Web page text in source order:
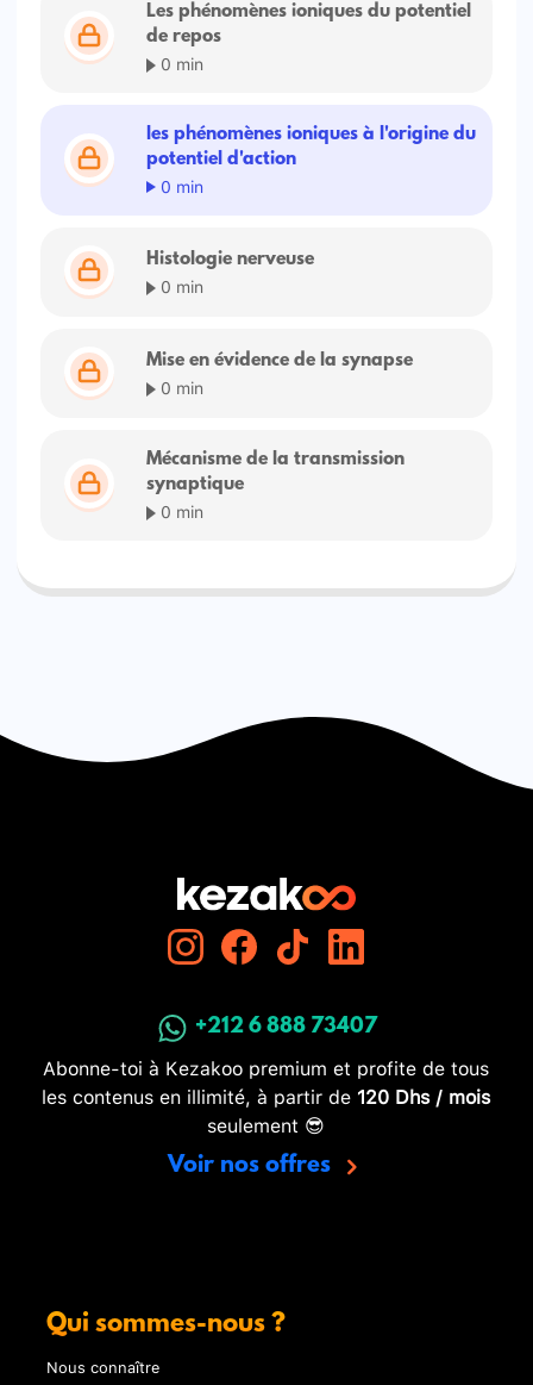
Les phénomènes ioniques du potentiel
de repos
0 min
les phénomènes ioniques à l'origine du
potentiel d'action
0 min
Histologie nerveuse
0 min
Mise en évidence de la synapse
0 min
Mécanisme de la transmission
synaptique
0 min
+212 6 888 73407
Abonne-toi à Kezakoo premium et profite de tous
les contenus en illimité, à partir de 120 Dhs / mois
seulement 😎
Voir nos offres
Qui sommes-nous ?
Nous connaître